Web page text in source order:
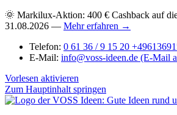
🌞 Markilux-Aktion: 400 € Cashback auf
31.08.2026 — Mehr erfahren →
Telefon: 0 61 36 / 9 15 20
E-Mail: info@voss-ideen.de (E-Mail
Vorlesen aktivieren
Zum Hauptinhalt springen